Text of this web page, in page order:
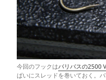
今回のフックはバリバスの2500
ぱいにスレッドを巻いておく。